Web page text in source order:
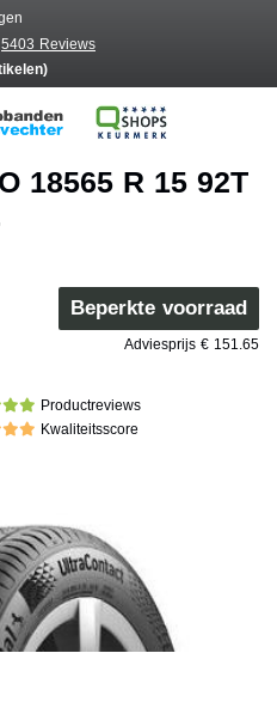
5403 Reviews
18565 R 15 92T
Beperkte voorraad
Adviesprijs € 151.65
Productreviews
Kwaliteitsscore